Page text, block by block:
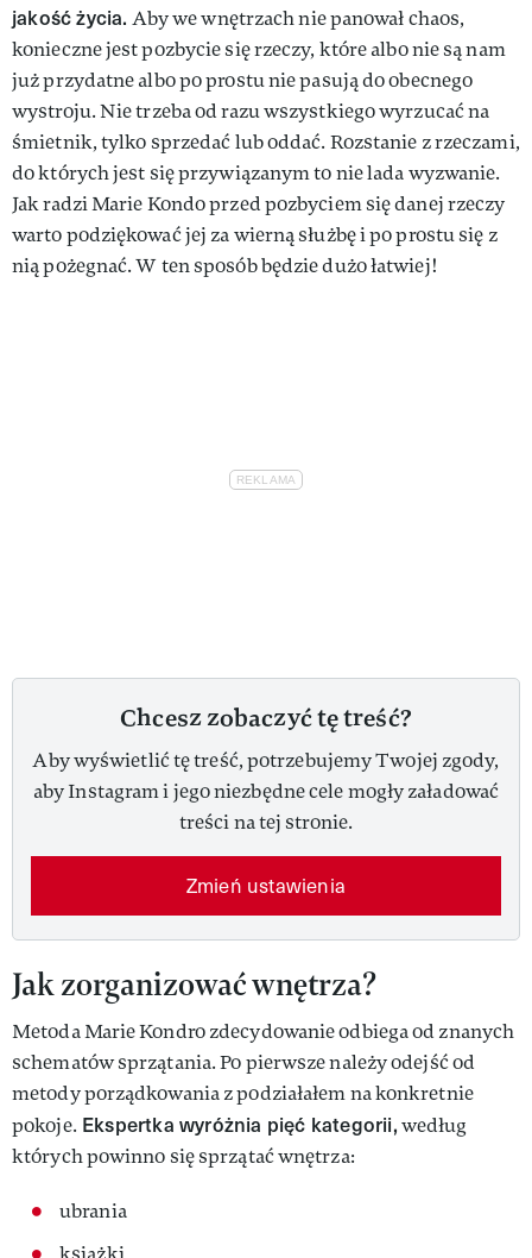
jakość życia. Aby we wnętrzach nie panował chaos,
konieczne jest pozbycie się rzeczy, które albo nie są nam
już przydatne albo po prostu nie pasują do obecnego
wystroju. Nie trzeba od razu wszystkiego wyrzucać na
śmietnik, tylko sprzedać lub oddać. Rozstanie z rzeczami,
do których jest się przywiązanym to nie lada wyzwanie.
Jak radzi Marie Kondo przed pozbyciem się danej rzeczy
warto podziękować jej za wierną służbę i po prostu się z
nią pożegnać. W ten sposób będzie dużo łatwiej!
Chcesz zobaczyć tę treść?
Aby wyświetlić tę treść, potrzebujemy Twojej zgody,
aby Instagram i jego niezbędne cele mogły załadować
treści na tej stronie.
Zmień ustawienia
Jak zorganizować wnętrza?
Metoda Marie Kondro zdecydowanie odbiega od znanych
schematów sprzątania. Po pierwsze należy odejść od
metody porządkowania z podziałałem na konkretnie
pokoje. Ekspertka wyróżnia pięć kategorii,według
których powinno się sprzątać wnętrza:
ubrania